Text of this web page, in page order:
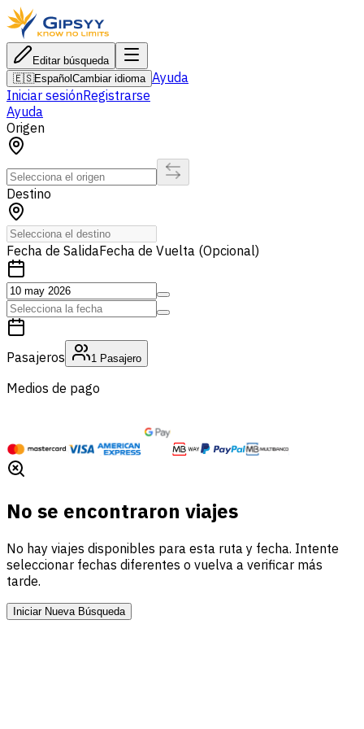
Editar búsqueda
🇪🇸Español Cambiar idioma Ayuda
Iniciar sesiónRegistrarse
Ayuda
Origen
Destino
Fecha de SalidaFecha de Vuelta (Opcional)
Pasajeros 1 Pasajero
Medios de pago
No se encontraron viajes
No hay viajes disponibles para esta ruta y fecha. Intente
seleccionar fechas diferentes o vuelva a verificar más
tarde.
Iniciar Nueva Búsqueda